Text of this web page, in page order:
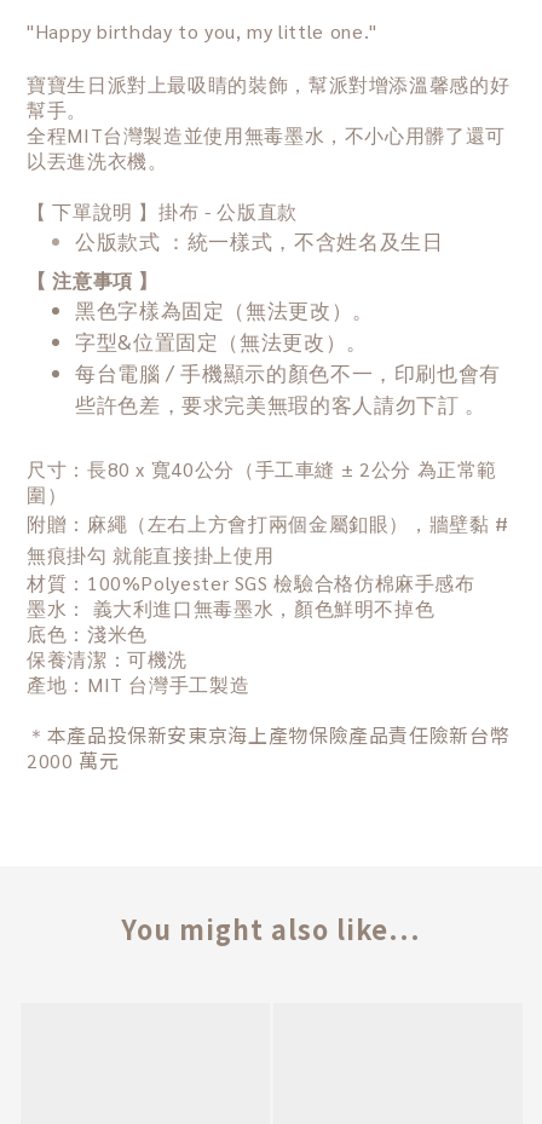
"Happy birthday to you, my little one."
寶寶生日派對上最吸睛的裝飾，幫派對增添溫馨感的好
幫手。
全程MIT台灣製造並使用無毒墨水，不小心用髒了還可
以丟進洗衣機。
【 下單說明 】掛布 - 公版直款
公版款式 ：統一樣式，不含姓名及生日
【 注意事項 】
黑色字樣為固定（無法更改）。
字型&位置固定（無法更改）。
每台電腦 / 手機顯示的顏色不一，印刷也會有
些許色差，要求完美無瑕的客人請勿下訂 。
尺寸 ： 長80 x 寬40公分（手工車縫 ± 2公分 為正常範
圍）
附贈 ： 麻繩（左右上方會打兩個金屬釦眼），牆壁黏 #
無痕掛勾 就能直接掛上使用
材質 ： 100%Polyester SGS 檢驗合格仿棉麻手感布
墨水 ：
義大利進口無毒墨水，顏色鮮明不掉色
底色 ： 淺米色
保養清潔 ：可機洗
產地：MIT 台灣手工製造
＊ 本產品投保新安東京海上產物保險產品責任險新台幣
2000 萬元
You might also like...